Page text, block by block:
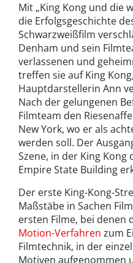
Mit „King Kong und die
die Erfolgsgeschichte
Schwarzweißfilm
Denham und sein
verlassenen und
treffen sie auf King
Hauptdarstellerin Ann
Nach der gelungenen
Filmteam den
New York, wo er als
werden soll. Der
Szene, in der King
Empire State Building
Der erste King-Kong-
Maßstäbe in Sachen
ersten Filme, bei denen
Motion-Verfahren zum
Filmtechnik, in der
Motiven aufgenommen